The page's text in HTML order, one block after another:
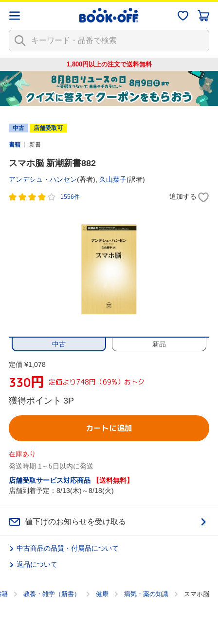
1,800円以上の注文で送料無料
中古 店舗受取可
書籍 新書
スマホ脳 新潮新書882
アンデシュ・ハンセン(著者), 久山葉子(訳者)
1556件 追加する
中古 新品
定価 ¥1,078
330円 定価より748円（69%）おトク
獲得ポイント 3P
カートに追加
在庫あり
発送時期 1～5日以内に発送
店舗受取サービス対応商品
【送料無料】
店舗到着予定：8/13(木)～8/18(火)
値下げのお知らせを受け取る
中古商品の品質・付属品について
返品について
籍 教養・雑学（新書） 健康 病気・薬の知識 スマホ脳